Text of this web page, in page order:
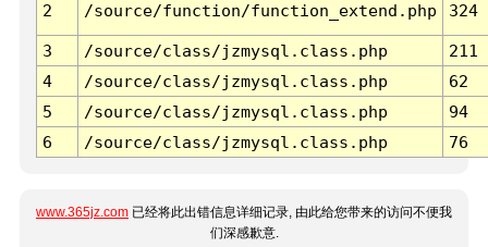
2 /source/function/function_extend.php 324
3 /source/class/jzmysql.class.php
211
4
/source/class/jzmysql.class.php
62
5
/source/class/jzmysql.class.php
94
6
/source/class/jzmysql.class.php 76
www.365jz.com 已经将此出错信息详细记录, 由此给您带来的访问不便我
们深感歉意.